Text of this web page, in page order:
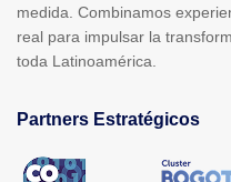
medida. Combinamos
real para impulsar la
toda Latinoamérica.
Partners Estratégicos